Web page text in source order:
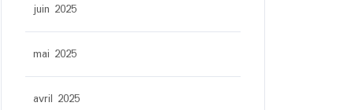
juin 2025
mai 2025
avril 2025